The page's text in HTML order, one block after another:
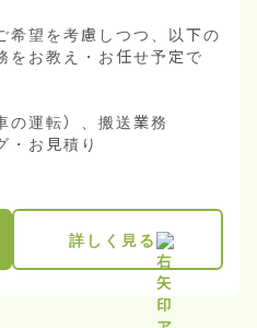
希望を考慮しつつ、以下の
をお教え・お任せ予定で
運転）、搬送業務
お見積り
詳しく見る